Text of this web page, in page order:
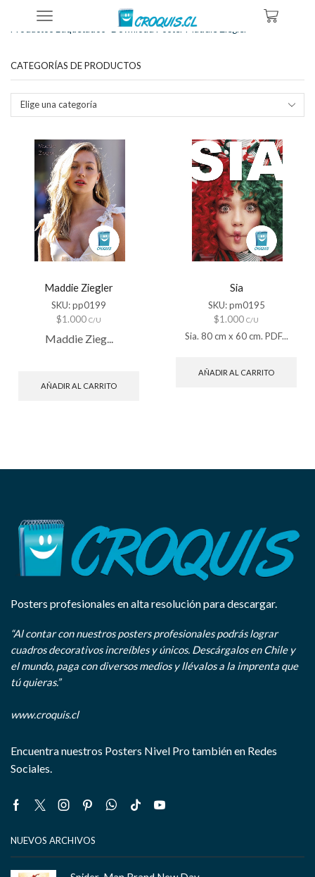
Tienda
Productos Etiquetados “download Poster Maddie Ziegler”
CATEGORÍAS DE PRODUCTOS
Elige una categoría
Maddie Ziegler
SKU:pp0199
$1.000 C/U
Maddie Zieg...
AÑADIR AL CARRITO
Sia
SKU:pm0195
$1.000 C/U
Sia. 80 cm x 60 cm. PDF...
AÑADIR AL CARRITO
Posters profesionales en alta resolución para descargar.
“Al contar con nuestros posters profesionales podrás lograr
cuadros decorativos increíbles y únicos. Descárgalos en Chile y
el mundo, paga con diversos medios y llévalos a la imprenta que
tú quieras.”
www.croquis.cl
Encuentra nuestros Posters Nivel Pro también en Redes
Sociales.
Facebook
TwitterInstagram
PinterestWhatsapp
Tik- Youtube
NUEVOS ARCHIVOS